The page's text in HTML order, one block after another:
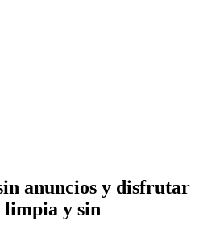
anuncios y disfrutar
limpia y sin